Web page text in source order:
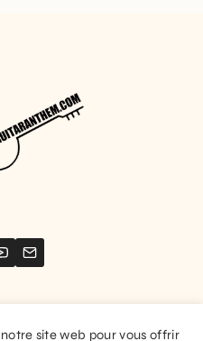
site web pour vous offrir